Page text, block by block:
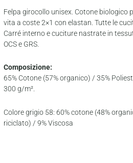
Felpa girocollo unisex. Cotone biologico
vita a coste 2×1 con elastan. Tutte le
Carré interno e cuciture nastrate in
OCS e GRS.
Composizione:
65% Cotone (57% organico) / 35%
300 g/m².
Colore grigio 58: 60% cotone (48%
riciclato) / 9% Viscosa